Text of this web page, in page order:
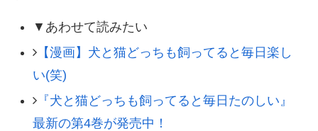
▼あわせて読みたい
【漫画】犬と猫どっちも飼ってると毎日楽し
い(笑)
『犬と猫どっちも飼ってると毎日たのしい』
最新の第4巻が発売中！